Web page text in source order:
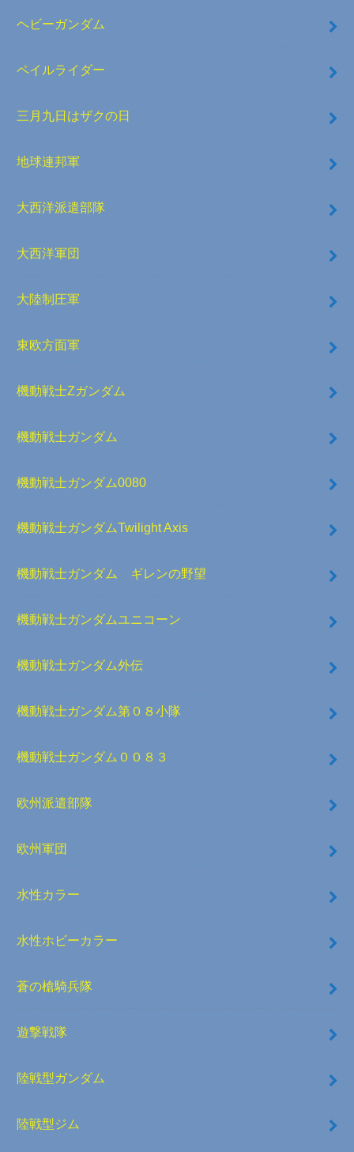
ヘビーガンダム
ペイルライダー
三月九日はザクの日
地球連邦軍
大西洋派遣部隊
大西洋軍団
大陸制圧軍
東欧方面軍
機動戦士Zガンダム
機動戦士ガンダム
機動戦士ガンダム0080
機動戦士ガンダムTwilight Axis
機動戦士ガンダム ギレンの野望
機動戦士ガンダムユニコーン
機動戦士ガンダム外伝
機動戦士ガンダム第０８小隊
機動戦士ガンダム００８３
欧州派遣部隊
欧州軍団
水性カラー
水性ホビーカラー
蒼の槍騎兵隊
遊撃戦隊
陸戦型ガンダム
陸戦型ジム